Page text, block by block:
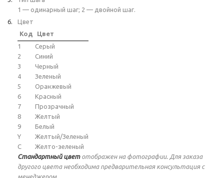
1 — одинарный шаг; 2 — двойной шаг.
Цвет
Код
Цвет
1
Серый
2
Синий
3
Черный
4
Зеленый
5
Оранжевый
6
Красный
7
Прозрачный
8
Желтый
9
Белый
Y
Желтый/Зеленый
C
Желто-зеленый
Стандартный цветотображен на фотографии. Для заказа
другого цвета необходима предварительная консультация с